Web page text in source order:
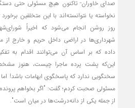
صدای خاوران- تاکنون هیچ مسئولی حتی
نخواسته یا نتوانسته‌اند با این متخلفین
شهرداری‌ها در اراضی داخل حریم و خارج
داده که بر اساس آن می‌توانند اقدام به
این‌که پشت پرده ماجرا چیست، هنوز
سخنگویی ندارد که پاسخگوی ابهامات باشد! اما
مسئولی صحبت کردم؛ گفت: "اگر بخواهم پرونده
از جمله یکی از دانه‌درشت‌ها در میان است".